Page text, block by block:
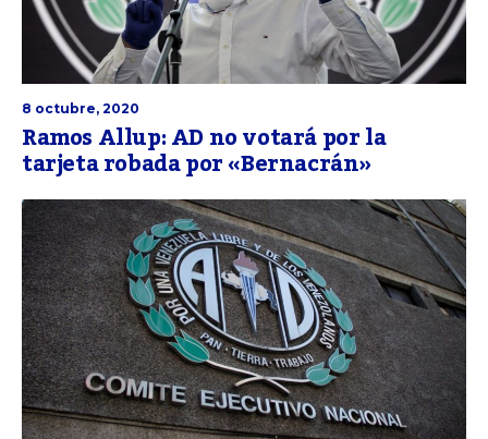
8 octubre, 2020
Ramos Allup: AD no votará por la
tarjeta robada por «Bernacrán»